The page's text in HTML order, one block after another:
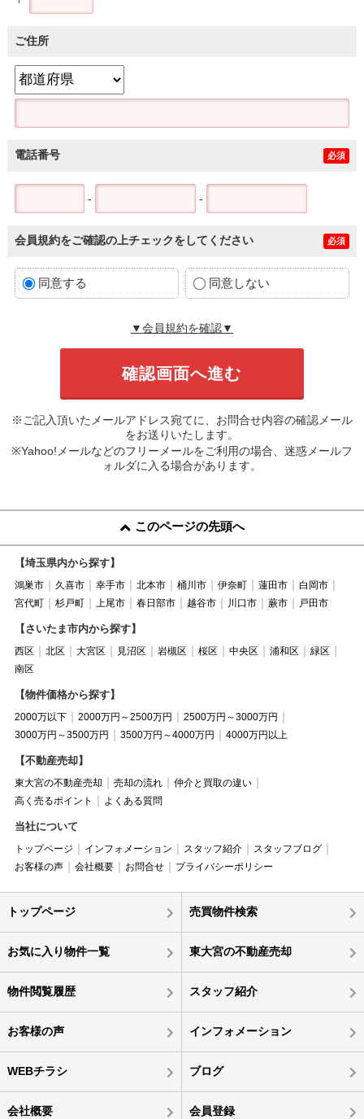
ご住所
電話番号 必須
- -
会員規約をご確認の上チェックをしてください 必須
同意する 同意しない
▼会員規約を確認▼
※ご記入頂いたメールアドレス宛てに、お問合せ内容の確認メール
をお送りいたします。
※Yahoo!メールなどのフリーメールをご利用の場合、迷惑メールフ
ォルダに入る場合があります。
このページの先頭へ
【埼玉県内から探す】
鴻巣市 久喜市 幸手市 北本市 桶川市 伊奈町 蓮田市
白岡市
宮代町
杉戸町 上尾市 春日部市 越谷市 川口市 蕨市 戸田市
【さいたま市内から探す】
西区 北区 大宮区 見沼区 岩槻区 桜区 中央区 浦和区
緑区
南区
【物件価格から探す】
2000万以下 2000万円～2500万円
2500万円～3000万円
3000万円～3500万円
3500万円～4000万円 4000万円以上
【不動産売却】
東大宮の不動産売却 売却の流れ
仲介と買取の違い
高く売るポイント
よくある質問
当社について
トップページ インフォメーション スタッフ紹介
スタッフブログ
お客様の声
会社概要 お問合せ プライバシーポリシー
トップページ 売買物件検索
お気に入り物件一覧 東大宮の不動産売却
物件閲覧履歴 スタッフ紹介
お客様の声 インフォメーション
WEBチラシ ブログ
会社概要 会員登録